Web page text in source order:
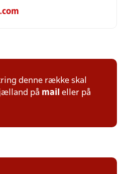
denne række skal
på mail eller på